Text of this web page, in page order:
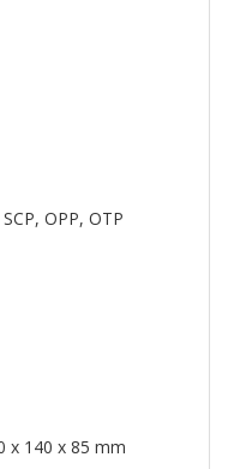
OPP, OTP
x 140 x 85 mm